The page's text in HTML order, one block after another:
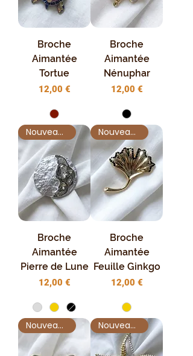
Broche
Aimantée
Tortue
Prix
12,00 €
Broche
Aimantée
Nénuphar
Prix
12,00 €
Nouveauté !
Broche
Aimantée
Pierre de Lune
Prix
12,00 €
Nouveauté !
Broche
Aimantée
Feuille Ginkgo
Prix
12,00 €
Nouveauté ! Nouveauté !